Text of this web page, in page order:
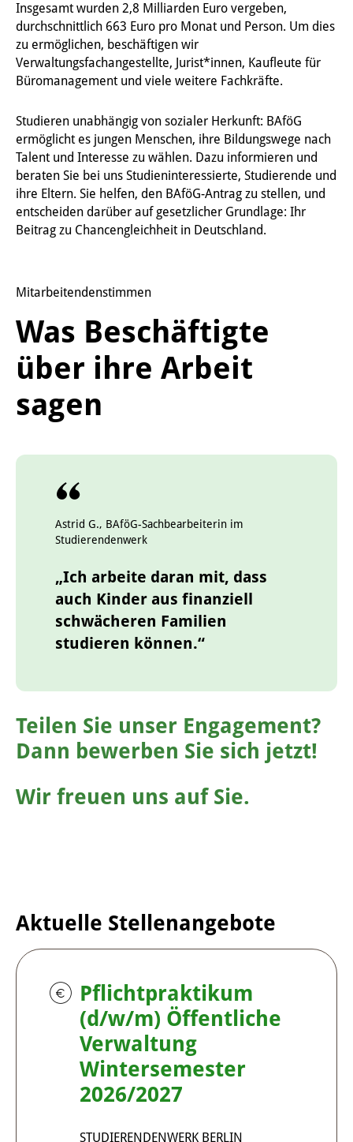
Insgesamt wurden 2,8 Milliarden Euro vergeben,
durchschnittlich 663 Euro pro Monat und Person. Um dies
zu ermöglichen, beschäftigen wir
Verwaltungsfachangestellte, Jurist*innen, Kaufleute für
Büromanagement und viele weitere Fachkräfte.
Studieren unabhängig von sozialer Herkunft: BAföG
ermöglicht es jungen Menschen, ihre Bildungswege nach
Talent und Interesse zu wählen. Dazu informieren und
beraten Sie bei uns Studieninteressierte, Studierende und
ihre Eltern. Sie helfen, den BAföG-Antrag zu stellen, und
entscheiden darüber auf gesetzlicher Grundlage: Ihr
Beitrag zu Chancengleichheit in Deutschland.
Mitarbeitendenstimmen
Was Beschäftigte
über ihre Arbeit
sagen
Astrid G., BAföG-Sachbearbeiterin im
Studierendenwerk
„Ich arbeite daran mit, dass
auch Kinder aus finanziell
schwächeren Familien
studieren können.“
Teilen Sie unser Engagement?
Dann bewerben Sie sich jetzt!
Wir freuen uns auf Sie.
Aktuelle Stellenangebote
Pflichtpraktikum
(d/w/m) Öffentliche
Verwaltung
Wintersemester
2026/2027
STUDIERENDENWERK BERLIN